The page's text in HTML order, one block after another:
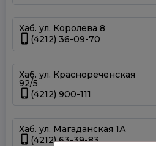
Хаб. ул. Королева 8
(4212) 36-09-70
Хаб. ул. Краснореченская
92/5
(4212) 900-111
Хаб. ул. Магаданская 1А
(4212) 63-39-83